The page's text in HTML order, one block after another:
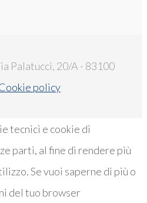
Palatucci, 20/A - 83100
policy
tecnici e cookie di
parti, al fine di rendere più
Se vuoi saperne di più o
del tuo browser